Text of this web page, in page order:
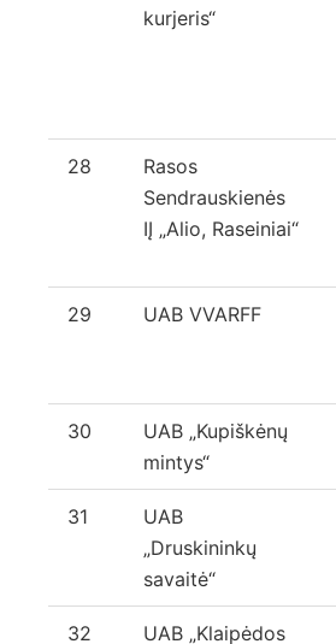
kurjeris“
28
Rasos
Sendrauskienės
IĮ „Alio, Raseiniai“
29 UAB VVARFF
30
UAB „Kupiškėnų
mintys“
31
UAB
„Druskininkų
savaitė“
32 UAB „Klaipėdos